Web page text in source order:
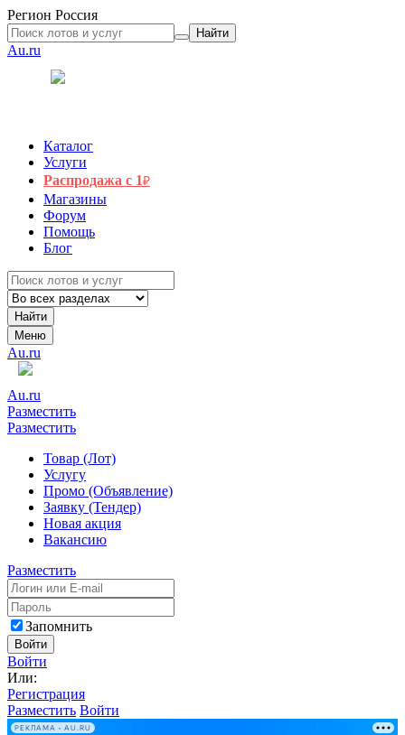
Регион Россия
Найти
Au.ru
Каталог
Услуги
Распродажа с 1₽
Магазины
Форум
Помощь
Блог
Найти
Меню
Au.ru
Au.ru
Разместить
Разместить
Товар (Лот)
Услугу
Промо (Объявление)
Заявку (Тендер)
Новая акция
Вакансию
Разместить
Запомнить
Войти
Войти
Или:
Регистрация
Разместить Войти
РЕКЛАМА • AU.RU